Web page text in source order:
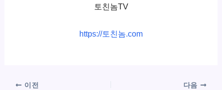
토친놈TV
https://토친놈.com
이전 다음